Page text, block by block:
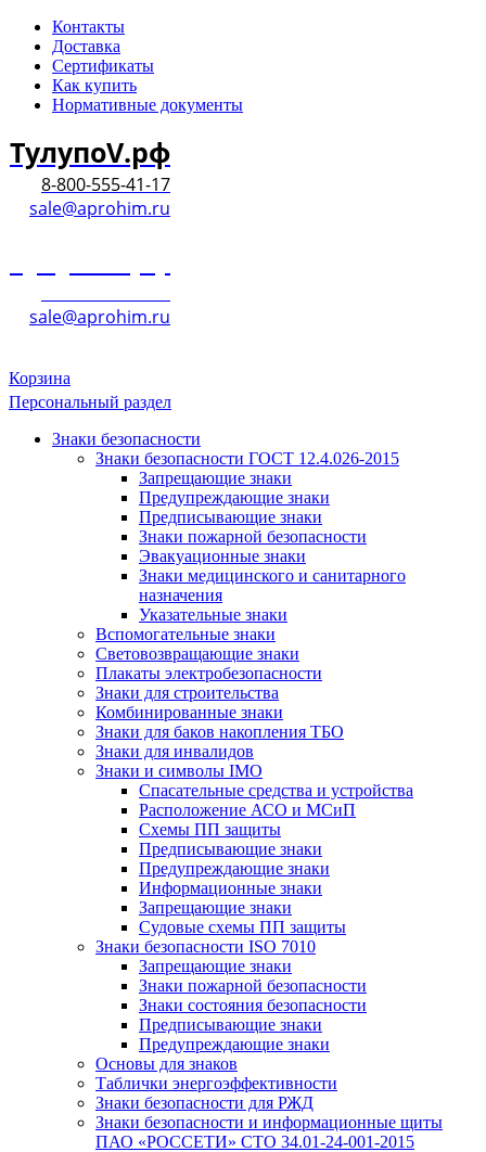
Контакты
Доставка
Сертификаты
Как купить
Нормативные документы
ТулупоV.рф
8-800-555-41-17
sale@aprohim.ru
sale@aprohim.ru
Корзина
Персональный раздел
Знаки безопасности
Знаки безопасности ГОСТ 12.4.026-2015
Запрещающие знаки
Предупреждающие знаки
Предписывающие знаки
Знаки пожарной безопасности
Эвакуационные знаки
Знаки медицинского и санитарного
назначения
Указательные знаки
Вспомогательные знаки
Световозвращающие знаки
Плакаты электробезопасности
Знаки для строительства
Комбинированные знаки
Знаки для баков накопления ТБО
Знаки для инвалидов
Знаки и символы IMO
Спасательные средства и устройства
Расположение АСО и МСиП
Схемы ПП защиты
Предписывающие знаки
Предупреждающие знаки
Информационные знаки
Запрещающие знаки
Судовые схемы ПП защиты
Знаки безопасности ISO 7010
Запрещающие знаки
Знаки пожарной безопасности
Знаки состояния безопасности
Предписывающие знаки
Предупреждающие знаки
Основы для знаков
Таблички энергоэффективности
Знаки безопасности для РЖД
Знаки безопасности и информационные щиты
ПАО «РОССЕТИ» СТО 34.01-24-001-2015